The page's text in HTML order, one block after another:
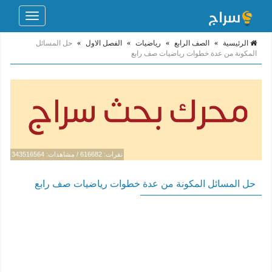
Toggle
الرئيسية » الصف الرابع » رياضيات » الفصل الاول » حل المسائل
المكونة من عدة خطوات رياضيات صف رابع
نقرات: 616682 / مشاهدات: 343516564
حل المسائل المكونة من عدة خطوات رياضيات صف رابع